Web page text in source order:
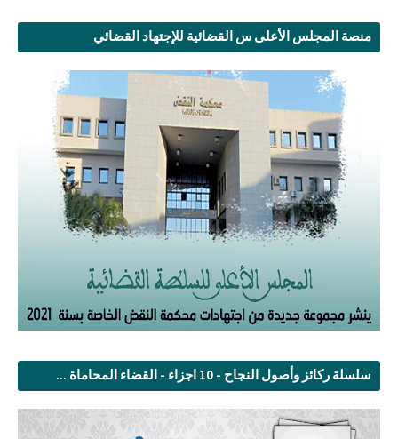
منصة المجلس الأعلى س القضائية للإجتهاد القضائي
سلسلة ركائز وأصول النجاح - 10 اجزاء - القضاء المحاماة ...